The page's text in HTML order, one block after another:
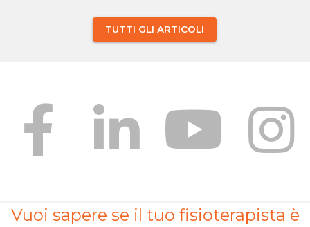
TUTTI GLI ARTICOLI
Vuoi sapere se il tuo fisioterapista è